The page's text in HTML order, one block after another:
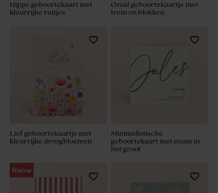
Hippe geboortekaart met
kleurrijke ruitjes
Ovaal geboortekaartje met
trein en blokken
Lief geboortekaartje met
kleurrijke droogbloemen
Minimalistische
geboortekaart met naam in
het groot
Nieuw